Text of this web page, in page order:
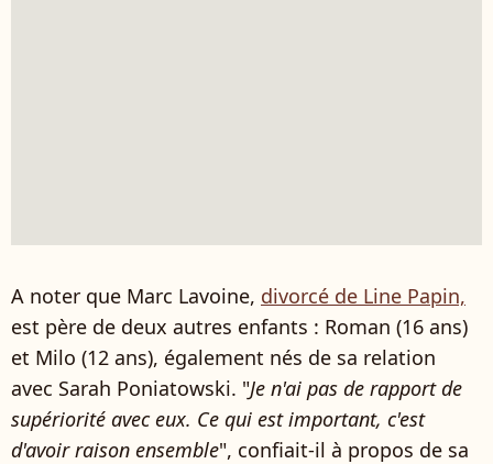
A noter que Marc Lavoine, divorcé de Line Papin,
est père de deux autres enfants : Roman (16 ans)
et Milo (12 ans), également nés de sa relation
avec Sarah Poniatowski. "Je n'ai pas de rapport de
supériorité avec eux. Ce qui est important, c'est
d'avoir raison ensemble", confiait-il à propos de sa